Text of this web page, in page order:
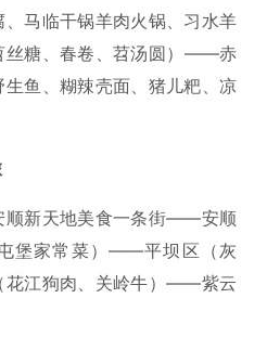
、马临干锅羊肉火锅、习水羊
糖、春卷、苕汤圆）——赤
鱼、糊辣壳面、猪儿粑、凉
新天地美食一条街——安顺
堡家常菜）——平坝区（灰
江狗肉、关岭牛）——紫云